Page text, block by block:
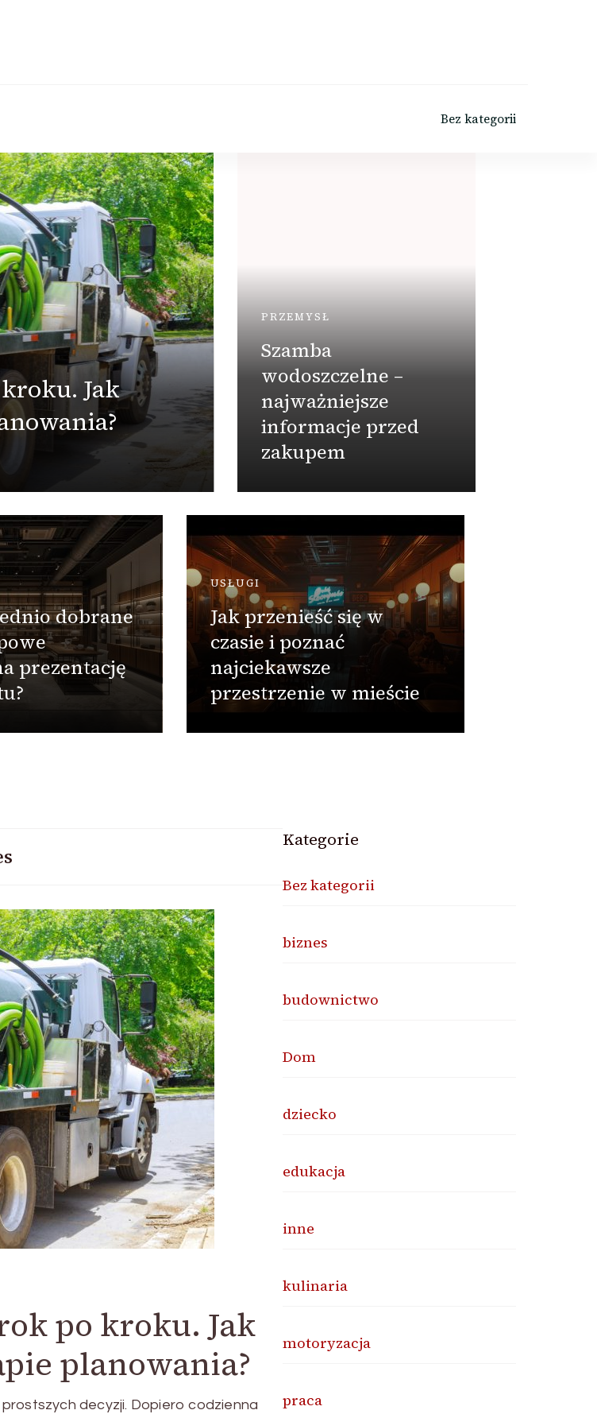
Bez kategorii
Jak
PRZEMYSŁ
Szamba
wodoszczelne –
najważniejsze
informacje przed
zakupem
dobrane
prezentację
USŁUGI
Jak przenieść się w
czasie i poznać
najciekawsze
przestrzenie w mieście
po kroku. Jak
planowania?
decyzji. Dopiero codzienna
Kategorie
Bez kategorii
biznes
budownictwo
Dom
dziecko
edukacja
inne
kulinaria
motoryzacja
praca